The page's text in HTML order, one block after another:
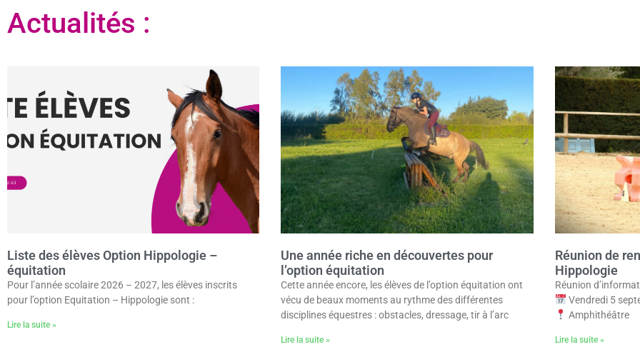
Actualités :
Liste des élèves Option Hippologie –
équitation
Pour l’année scolaire 2026 – 2027, les élèves inscrits
pour l’option Equitation – Hippologie sont :
Lire la suite »
Une année riche en découvertes pour
l’option équitation
Cette année encore, les élèves de l’option équitation ont
vécu de beaux moments au rythme des différentes
disciplines équestres : obstacles, dressage, tir à l’arc
Lire la suite »
Réunion de
Hippologie
Réunion
Vendredi 5
Amphithéâtre
Lire la suite »